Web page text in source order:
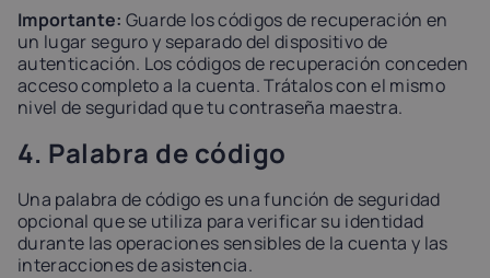
Importante: Guarde los códigos de recuperación en
un lugar seguro y separado del dispositivo de
autenticación. Los códigos de recuperación conceden
acceso completo a la cuenta. Trátalos con el mismo
nivel de seguridad que tu contraseña maestra.
4. Palabra de código
Una palabra de código es una función de seguridad
opcional que se utiliza para verificar su identidad
durante las operaciones sensibles de la cuenta y las
interacciones de asistencia.